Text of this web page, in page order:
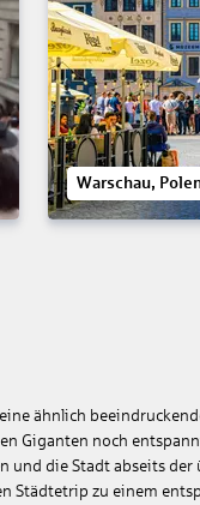
Warschau,
ähnlich
Giganten noch
und die Stadt abseits
Städtetrip zu einem